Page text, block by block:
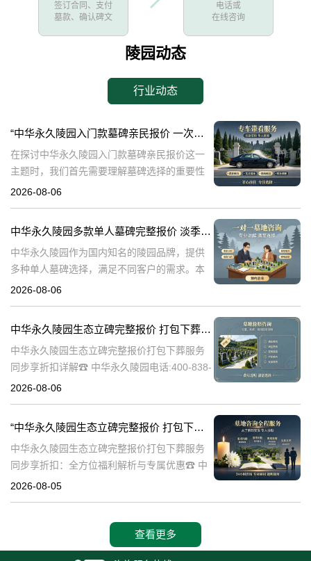
签订合同、支付
墓款、确认碑文
电话或
在线咨询
陵园动态
行业动态
“中华永久陵园入门款墓碑亲民报价 一次性付清享折上折：超值优惠与便捷选择的完美结合”
在探讨中华永久陵园入门款墓碑亲民报价这一
主题时，我们首先需要理解墓碑选择的重要性
及其对逝者与生者的影响。墓碑不仅是对逝者
2026-08-06
中华永久陵园多款单人墓碑完整报价 淡季下单直降数千元详解
中华永久陵园作为国内知名的陵园品牌，提供
多种单人墓碑选择，满足不同客户的需求。本
文将详细介绍中华永久陵园多款单人墓碑的完
2026-08-06
中华永久陵园生态立碑完整报价 打包下葬服务同步享折扣详解
中华永久陵园生态立碑完整报价打包下葬服务
同步享折扣详解☎ 中华永久陵园电话:400-838-
5063在现代社会，人们对死亡和身后事的规划
2026-08-06
“中华永久陵园生态立碑完整报价 打包下葬服务同步享折扣：全方位福利解析与专属优惠”
中华永久陵园生态立碑完整报价打包下葬服务
同步享折扣：全方位福利解析与专属优惠☎ 中
华永久陵园电话:400-838-5063在现代社会，人
2026-08-05
查看更多